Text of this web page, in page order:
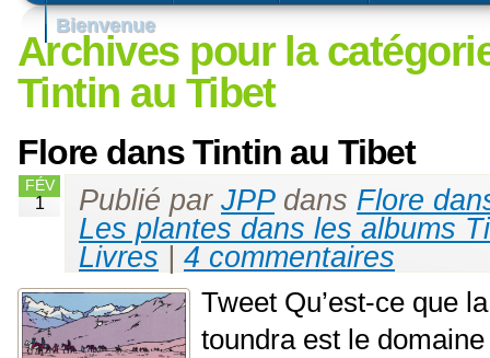
Bienvenue
Archives pour la
Tintin au Tibet
Flore dans Tintin au Tibet
FÉV
1 Publié par JPPdans Flore
Les plantes dans les albums
Livres
4 commentaires
Tweet Qu’est-ce que
toundra est le